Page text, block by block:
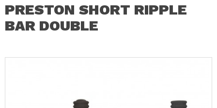
PRESTON SHORT RIPPLE
BAR DOUBLE